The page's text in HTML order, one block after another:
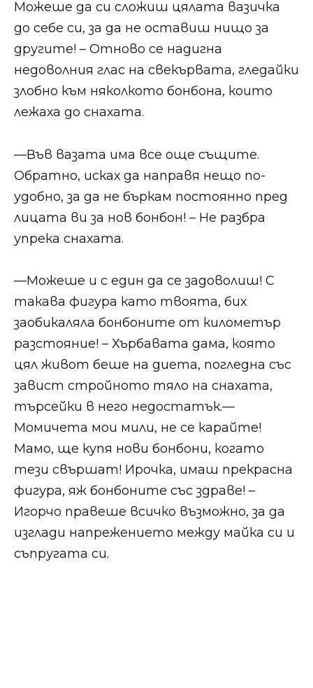
Можеше да си сложиш цялата вазичка
до себе си, за да не оставиш нищо за
другите! – Отново се надигна
недоволния глас на свекървата, гледайки
злобно към няколкото бонбона, които
лежаха до снахата.​​
​​—Във вазата има все още същите.
Обратно, исках да направя нещо по-
удобно, за да не бъркам постоянно пред
лицата ви за нов бонбон! – Не разбра
упрека снахата.​​
​​—Можеше и с един да се задоволиш! С
такава фигура като твоята, бих
заобикаляла бонбоните от километър
разстояние! – Хърбавата дама, която
цял живот беше на диета, погледна със
завист стройното тяло на снахата,
търсейки в него недостатък.​​—
Момичета мои мили, не се карайте!
Мамо, ще купя нови бонбони, когато
тези свършат! Ирочка, имаш прекрасна
фигура, яж бонбоните със здраве! –
Игорчо правеше всичко възможно, за да
изглади напрежението между майка си и
съпругата си.